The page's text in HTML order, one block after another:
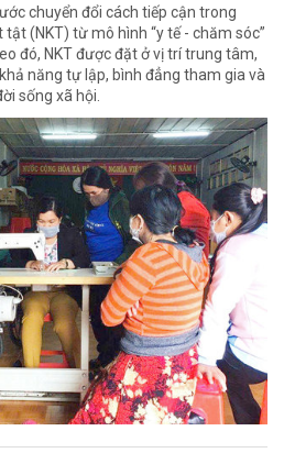
chuyển đổi cách tiếp cận trong
(NKT) từ mô hình “y tế - chăm sóc”
đó, NKT được đặt ở vị trí trung tâm,
năng tự lập, bình đẳng tham gia và
sống xã hội.